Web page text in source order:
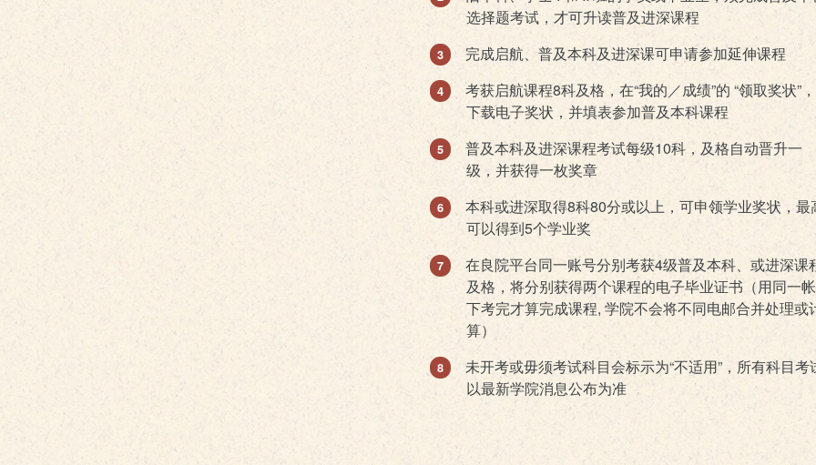
选择题考试，才可升读普及进深课程
完成启航、普及本科及进深课可申请参加延伸课程
考获启航课程8科及格，在“我的／成绩”的 “领取奖状”
下载电子奖状，并填表参加普及本科课程
普及本科及进深课程考试每级10科，及格自动晋升一
级，并获得一枚奖章
本科或进深取得8科80分或以上，可申领学业奖状，最
可以得到5个学业奖
在良院平台同一账号分别考获4级普及本科、或进深课
及格，将分别获得两个课程的电子毕业证书（用同一
下考完才算完成课程, 学院不会将不同电邮合并处理或
算）
未开考或毋须考试科目会标示为“不适用”，所有科目考
以最新学院消息公布为准